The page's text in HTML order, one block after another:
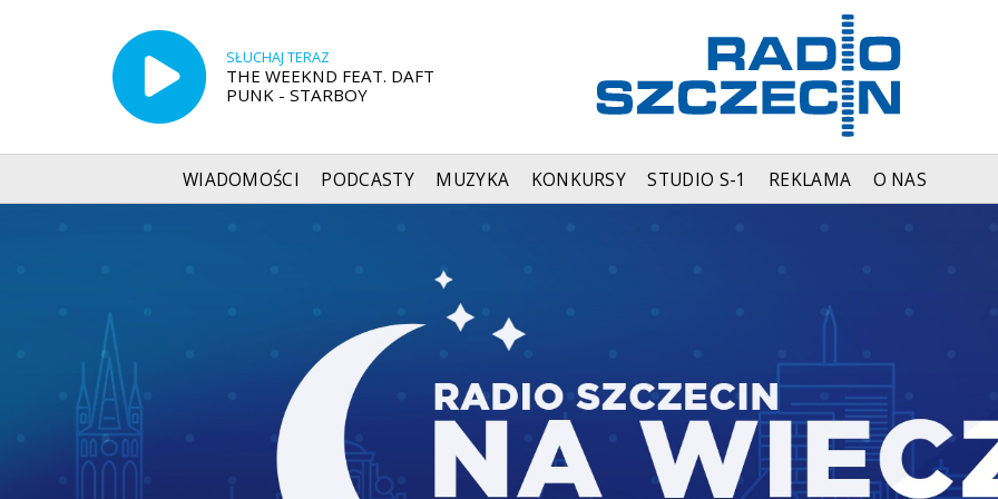
SŁUCHAJ TERAZ
THE WEEKND FEAT. DAFT
PUNK - STARBOY
WIADOMOŚCI PODCASTY MUZYKA KONKURSY STUDIO S-1 REKLAMA O NAS